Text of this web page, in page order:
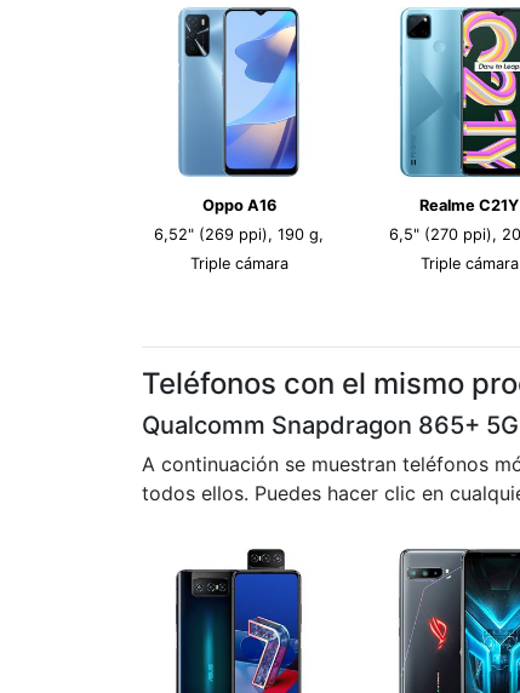
Oppo A16
6,52" (269 ppi), 190 g,
Triple cámara
Realme C21Y
6,5" (270 ppi),
Triple cámara
Teléfonos con el mismo
Qualcomm Snapdragon 865+
A continuación se muestran teléfonos
todos ellos. Puedes hacer clic en